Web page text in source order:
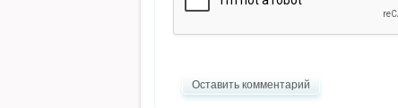
Оставить комментарий